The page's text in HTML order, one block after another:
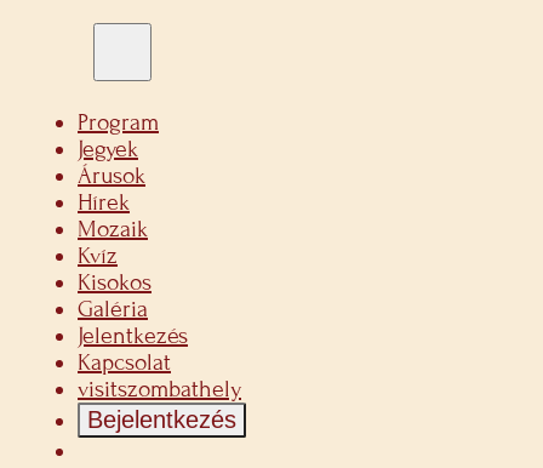
Program
Jegyek
Árusok
Hírek
Mozaik
Kvíz
Kisokos
Galéria
Jelentkezés
Kapcsolat
visitszombathely
Bejelentkezés